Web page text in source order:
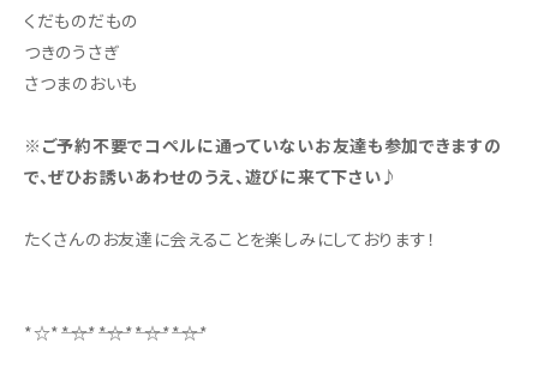
くだものだもの
つきのうさぎ
さつまのおいも
※ご予約不要でコペルに通っていないお友達も参加できますの
で、ぜひお誘いあわせのうえ、遊びに来て下さい♪
たくさんのお友達に会えることを楽しみにしております！
*☆*――*☆*――*☆*――*☆*――*☆*